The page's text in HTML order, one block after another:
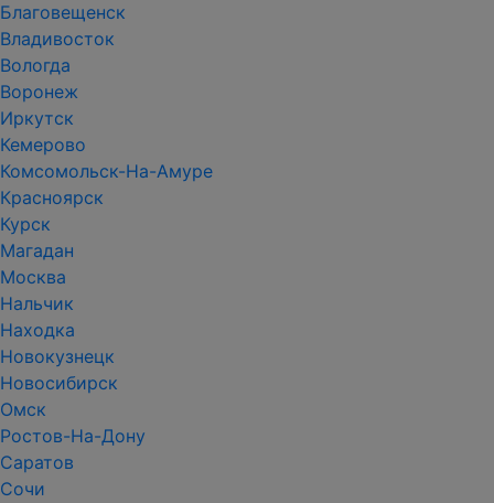
Благовещенск
Владивосток
Вологда
Воронеж
Иркутск
Кемерово
Комсомольск-На-Амуре
Красноярск
Курск
Магадан
Москва
Нальчик
Находка
Новокузнецк
Новосибирск
Омск
Ростов-На-Дону
Саратов
Сочи